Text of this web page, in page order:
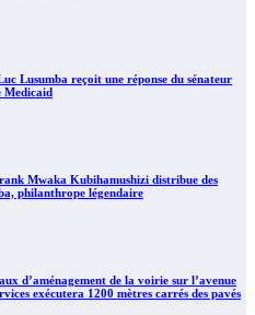
Lusumba reçoit une réponse du sénateur
Medicaid
Mwaka Kubihamushizi distribue des
philanthrope légendaire
d’aménagement de la voirie sur l’avenue
exécutera 1200 mètres carrés des pavés